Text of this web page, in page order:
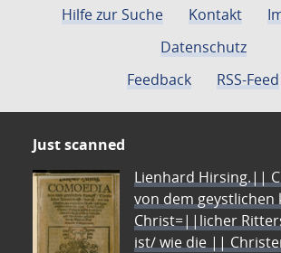
Hilfe zur Suche Kontakt
Datenschutz
Feedback
RSS-Feed
Just scanned
Lienhard Hirsing.||
von dem geystlichen
Christ=||licher
ist/ wie die ||